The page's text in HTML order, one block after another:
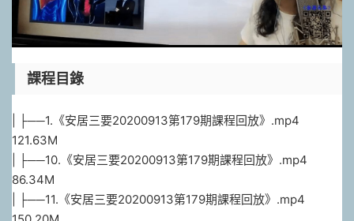
課程目錄
| ├──1.《安居三要20200913第179期課程回放》.mp4
121.63M
| ├──10.《安居三要20200913第179期課程回放》.mp4
86.34M
| ├──11.《安居三要20200913第179期課程回放》.mp4